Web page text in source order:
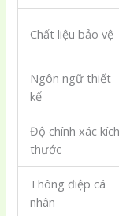
Chất liệu bảo vệ
Ngôn ngữ thiết
kế
Độ chính xác kích
thước
Thông điệp cá
nhân